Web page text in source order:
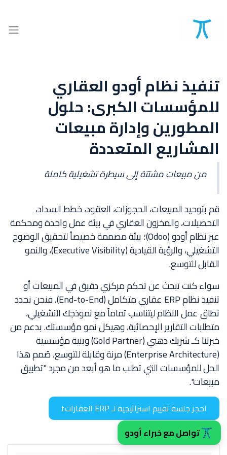
تنفيذ نظام أودو العقاري
للمؤسسات الكبرى: حلول
المطورين وإدارة مبيعات
المشاريع المتعددة
من مبيعات مشتتة إلى سيطرة تشغيلية كاملة
قم بتوحيد المبيعات، الحجوزات، العقود، خطط السداد،
التحصيلات، والمخزون العقاري في بيئة عمل واحدة ومحكمة
عبر نظام أودو (Odoo)؛ بيئة مصممة خصيصاً لتحقيق الوضوح
التشغيلي، والرؤية القيادية (Executive Visibility)، والنمو
القابل للتوسع.
سواء كنت تبحث عن تحكم مركزي دقيق في المبيعات أو
تنفيذ نظام ERP عقاري متكامل (End-to-End)، فنحن نحدد
نطاق عمل النظام ليتناسب تماماً مع نموذجك التشغيلي،
متطلبات التقارير الإحصائية، وهيكل نمو مؤسستك. بدعم من
خبرتنا كـ شريك ذهبي (Gold Partner) وبنية مؤسسية
(Enterprise Architecture) مرنة وقابلة للتوسع، صُمم هذا
الحل للمؤسسات التي تطلب ما هو أبعد من مجرد "تطبيق
مبيعات".
احجز جلسة تقييم استراتيجية لـ ERP العقاراتt
تواصل مع خبراء أودو